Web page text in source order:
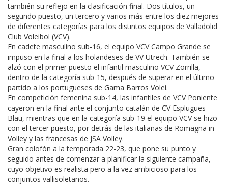
también su reflejo en la clasificación final. Dos títulos, un
segundo puesto, un tercero y varios más entre los diez mejores
de diferentes categorías para los distintos equipos de Valladolid
Club Voleibol (VCV).
En cadete masculino sub-16, el equipo VCV Campo Grande se
impuso en la final a los holandeses de VV Utrech. También se
alzó con el primer puesto el infantil masculino VCV Zorrilla,
dentro de la categoría sub-15, después de superar en el último
partido a los portugueses de Gama Barros Volei.
En competición femenina sub-14, las infantiles de VCV Poniente
cayeron en la final ante el conjunto catalán de CV Esplugues
Blau, mientras que en la categoría sub-19 el equipo VCV se hizo
con el tercer puesto, por detrás de las italianas de Romagna in
Volley y las francesas de JSA Volley.
Gran colofón a la temporada 22-23, que pone su punto y
seguido antes de comenzar a planificar la siguiente campaña,
cuyo objetivo es realista pero a la vez ambicioso para los
conjuntos vallisoletanos.